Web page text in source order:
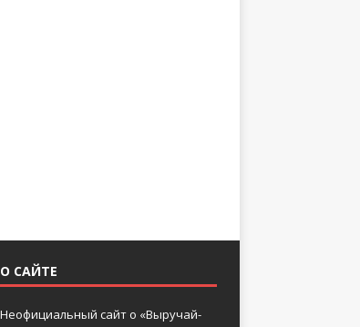
О САЙТЕ
Неофициальный сайт о «Выручай-